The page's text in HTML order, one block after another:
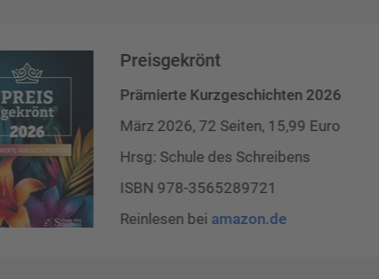
Preisgekrönt
Prämierte Kurzgeschichten 2026
März 2026, 72 Seiten, 15,99 Euro
Hrsg: Schule des Schreibens
ISBN 978-3565289721
Reinlesen bei amazon.de